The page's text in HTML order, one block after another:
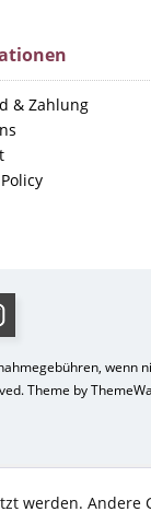
& Zahlung
wenn
Theme by
werden. Andere